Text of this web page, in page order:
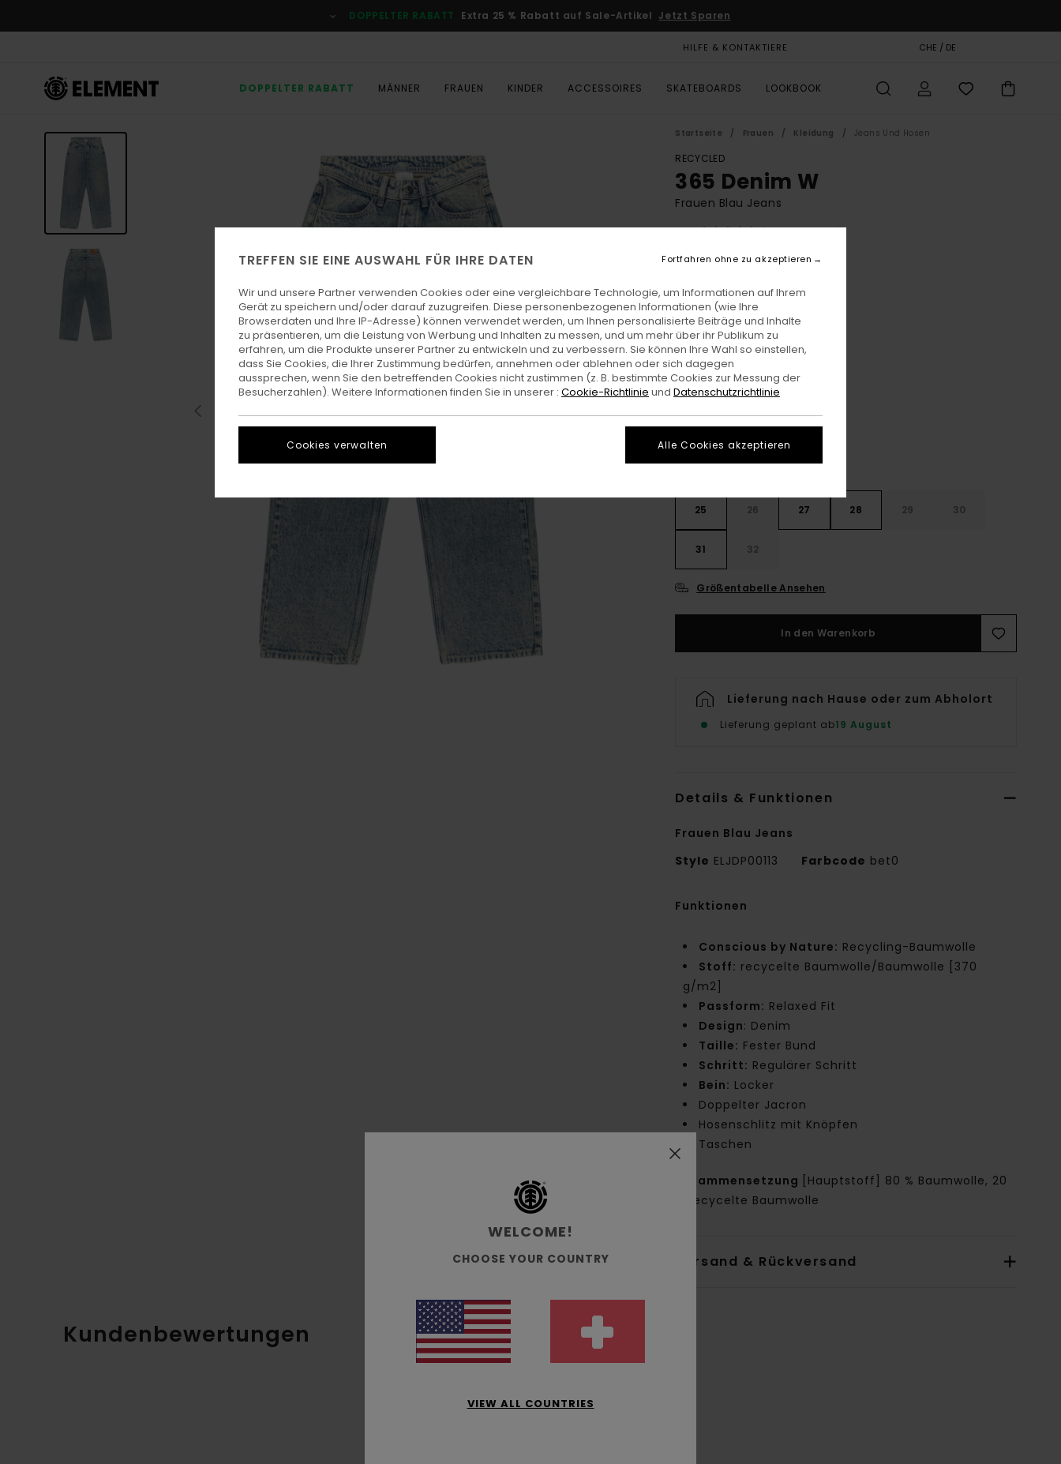
Produktinformation
DOPPELTER RABATT Extra 25 % Rabatt auf Sale-Artikel Jetzt Sparen
HILFE & KONTAKTIERE CHE / DE
DOPPELTER RABATT MÄNNER FRAUEN KINDER ACCESSOIRES SKATEBOARDS LOOKBOOK
Startseite Frauen Kleidung Jeans Und Hosen
RECYCLED
365 Denim W
Frauen Blau Jeans
5.0
ECO-BONUS
CHF 44,55
SALE
DOPPELTER RABATT EXTRA 25 %
Farbe Blue Tint
25 26 27 28 29 30
31 32
Größentabelle Ansehen
In den Warenkorb
Lieferung nach Hause oder zum Abholort
Lieferung geplant ab19 August
Details & Funktionen
Frauen Blau Jeans
Style ELJDP00113 Farbcode bet0
Funktionen
Conscious by Nature: Recycling-Baumwolle
Stoff: recycelte Baumwolle/Baumwolle [370
g/m2]
Passform: Relaxed Fit
Design: Denim
Taille: Fester Bund
Schritt: Regulärer Schritt
Bein: Locker
Doppelter Jacron
Hosenschlitz mit Knöpfen
Taschen
Zusammensetzung
[Hauptstoff] 80 % Baumwolle, 20
% recycelte Baumwolle
Versand & Rückversand
Kundenbewertungen
Durchschnittliche Bewertung
WELCOME!
CHOOSE YOUR COUNTRY
VIEW ALL COUNTRIES
TREFFEN SIE EINE AUSWAHL FÜR IHRE DATEN
Wir und unsere Partner verwenden Cookies oder eine vergleichbare Technologie, um Informationen auf Ihrem
Gerät zu speichern und/oder darauf zuzugreifen. Diese personenbezogenen Informationen (wie Ihre
Browserdaten und Ihre IP-Adresse) können verwendet werden, um Ihnen personalisierte Beiträge und Inhalte
zu präsentieren, um die Leistung von Werbung und Inhalten zu messen, und um mehr über ihr Publikum zu
erfahren, um die Produkte unserer Partner zu entwickeln und zu verbessern. Sie können Ihre Wahl so einstellen,
dass Sie Cookies, die Ihrer Zustimmung bedürfen, annehmen oder ablehnen oder sich dagegen
aussprechen, wenn Sie den betreffenden Cookies nicht zustimmen (z. B. bestimmte Cookies zur Messung der
Besucherzahlen). Weitere Informationen finden Sie in unserer : Cookie-Richtlinie und Datenschutzrichtlinie
Cookies verwalten
Fortfahren ohne zu akzeptieren
Alle Cookies akzeptieren